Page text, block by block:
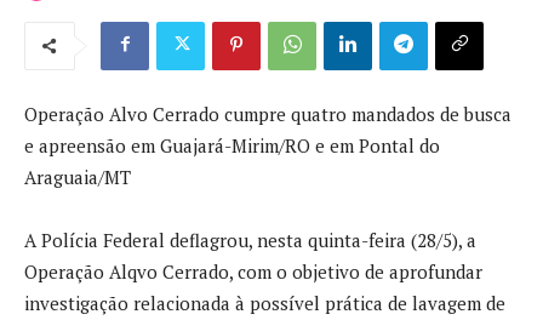
Operação Alvo Cerrado cumpre quatro mandados de busca
e apreensão em Guajará-Mirim/RO e em Pontal do
Araguaia/MT
A Polícia Federal deflagrou, nesta quinta-feira (28/5), a
Operação Alqvo Cerrado, com o objetivo de aprofundar
investigação relacionada à possível prática de lavagem de